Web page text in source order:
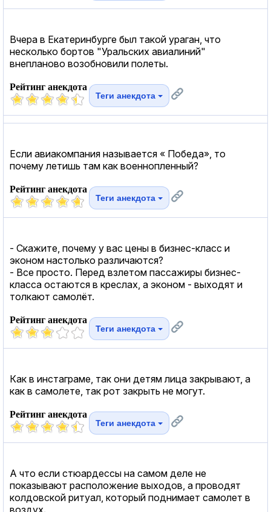
Вчера в Екатеринбурге был такой ураган, что
несколько бортов "Уральских авиалиний"
внепланово возобновили полеты.
Рейтинг анекдота
Теги анекдота
Если авиакомпания называется « Победа», то
почему летишь там как военнопленный?
Рейтинг анекдота
Теги анекдота
- Скажите, почему у вас цены в бизнес-класс и
эконом настолько различаются?
- Все просто. Перед взлетом пассажиры бизнес-
класса остаются в креслах, а эконом - выходят и
толкают самолёт.
Рейтинг анекдота
Теги анекдота
Как в инстаграме, так они детям лица закрывают, а
как в самолете, так рот закрыть не могут.
Рейтинг анекдота
Теги анекдота
А что если стюардессы на самом деле не
показывают расположение выходов, а проводят
колдовской ритуал, который поднимает самолет в
воздух.